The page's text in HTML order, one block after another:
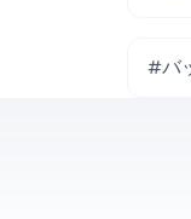
#バ